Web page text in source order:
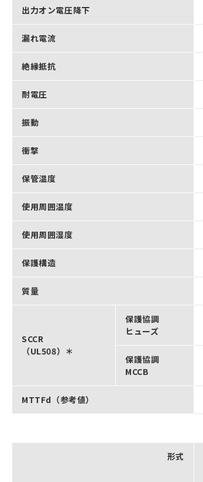
出力オン電圧降下
漏れ電流
絶縁抵抗
耐電圧
振動
衝撃
保管温度
使用周囲温度
使用周囲湿度
保護構造
質量
SCCR
（UL508）＊
保護協調
ヒューズ
保護協調
MCCB
MTTFd（参考値）
形式